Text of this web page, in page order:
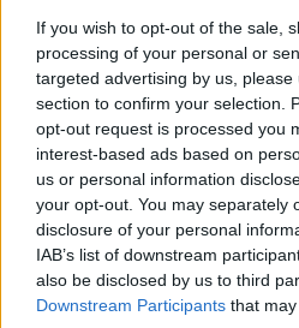
If you wish to opt-out of the sale,
processing of your personal or
targeted advertising by us,
section to confirm your selection.
opt-out request is processed you
interest-based ads based on
us or personal information
your opt-out. You may separately
disclosure of your personal
IAB’s list of downstream
also be disclosed by us to third
Downstream Participants that
T. szereti a
Minka 10. rész